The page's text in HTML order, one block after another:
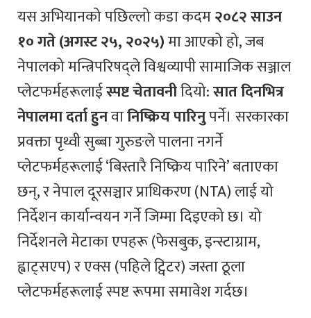
यस अभियानको पछिल्लो कडा कदम२०८२ साउन
१० गते (अगस्ट २५, २०२५)मा आएको हो, जब
नेपालको मन्त्रिपरिषद्ले विश्वव्यापी सामाजिक सञ्जाल
प्लेटफर्महरूलाईस्पष्ट चेतावनीदियो:सात दिनभित्र
नेपालमा दर्ता हुनवानिष्क्रिय पारिनुपर्ने। सरकारका
प्रवक्ता पृथ्वी सुब्बा गुरुङले पालना नगर्ने
प्लेटफर्महरूलाई ‘बिस्तारै निष्क्रिय पारिने’ बताएका
छन्, र नेपाल दूरसञ्चार प्राधिकरण (NTA) लाई यो
निर्देशन कार्यान्वयन गर्ने जिम्मा दिइएको छ। यो
निर्देशनले मेटाका एपहरू (फेसबुक, इन्स्टाग्राम,
ह्वाट्सएप) र एक्स (पहिले ट्विटर) जस्ता ठूला
प्लेटफर्महरूलाई स्पष्ट रूपमा समावेश गर्दछ।